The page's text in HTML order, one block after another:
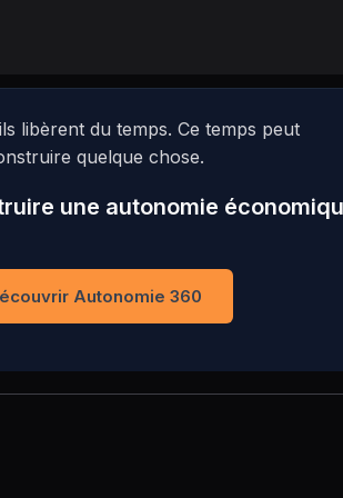
libèrent du temps. Ce temps peut
quelque chose.
une autonomie
Autonomie 360